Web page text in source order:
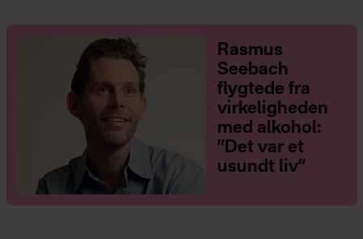
Rasmus
Seebach
flygtede fra
virkeligheden
med alkohol:
”Det var et
usundt liv”